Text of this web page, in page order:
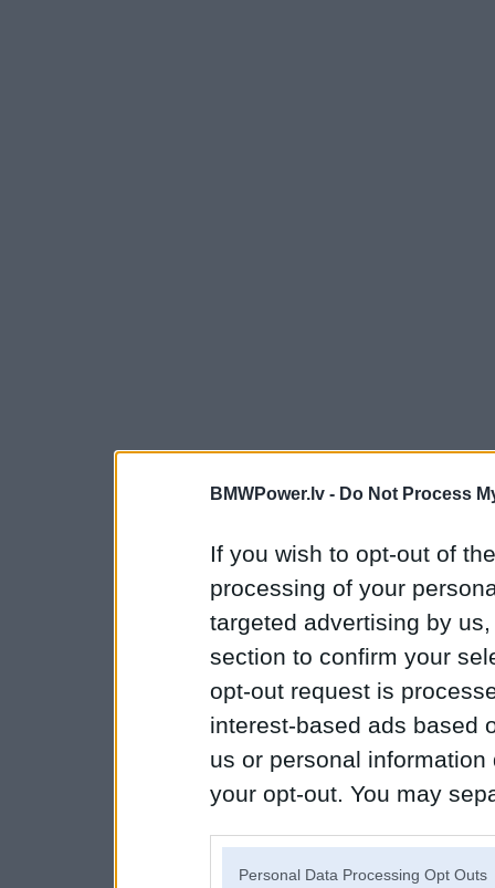
BMWPower.lv - Do Not Process
If you wish to opt-out of
processing of your
targeted advertising by
section to confirm your
opt-out request is
interest-based ads based
us or personal
your opt-out. You may
Personal Data Processing Opt Outs